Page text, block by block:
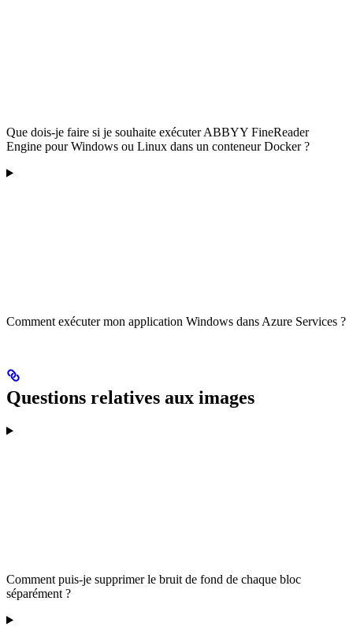
Que dois-je faire si je souhaite exécuter ABBYY FineReader
Engine pour Windows ou Linux dans un conteneur Docker ?
Comment exécuter mon application Windows dans Azure Services ?
Questions relatives aux images
Comment puis-je supprimer le bruit de fond de chaque bloc
séparément ?